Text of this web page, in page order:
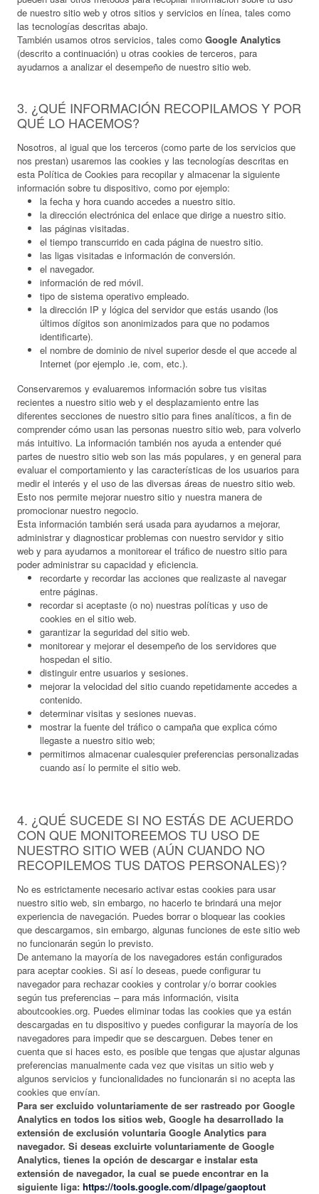
de nuestro sitio web y otros sitios y servicios en línea, tales como
las tecnologías descritas abajo.
También usamos otros servicios, tales como Google Analytics
(descrito a continuación) u otras cookies de terceros, para
ayudarnos a analizar el desempeño de nuestro sitio web.
3. ¿QUÉ INFORMACIÓN RECOPILAMOS Y POR
QUÉ LO HACEMOS?
Nosotros, al igual que los terceros (como parte de los servicios que
nos prestan) usaremos las cookies y las tecnologías descritas en
esta Política de Cookies para recopilar y almacenar la siguiente
información sobre tu dispositivo, como por ejemplo:
la fecha y hora cuando accedes a nuestro sitio.
la dirección electrónica del enlace que dirige a nuestro sitio.
las páginas visitadas.
el tiempo transcurrido en cada página de nuestro sitio.
las ligas visitadas e información de conversión.
el navegador.
información de red móvil.
tipo de sistema operativo empleado.
la dirección IP y lógica del servidor que estás usando (los
últimos dígitos son anonimizados para que no podamos
identificarte).
el nombre de dominio de nivel superior desde el que accede al
Internet (por ejemplo .ie, com, etc.).
Conservaremos y evaluaremos información sobre tus visitas
recientes a nuestro sitio web y el desplazamiento entre las
diferentes secciones de nuestro sitio para fines analíticos, a fin de
comprender cómo usan las personas nuestro sitio web, para volverlo
más intuitivo. La información también nos ayuda a entender qué
partes de nuestro sitio web son las más populares, y en general para
evaluar el comportamiento y las características de los usuarios para
medir el interés y el uso de las diversas áreas de nuestro sitio web.
Esto nos permite mejorar nuestro sitio y nuestra manera de
promocionar nuestro negocio.
Esta información también será usada para ayudarnos a mejorar,
administrar y diagnosticar problemas con nuestro servidor y sitio
web y para ayudarnos a monitorear el tráfico de nuestro sitio para
poder administrar su capacidad y eficiencia.
recordarte y recordar las acciones que realizaste al navegar
entre páginas.
recordar si aceptaste (o no) nuestras políticas y uso de
cookies en el sitio web.
garantizar la seguridad del sitio web.
monitorear y mejorar el desempeño de los servidores que
hospedan el sitio.
distinguir entre usuarios y sesiones.
mejorar la velocidad del sitio cuando repetidamente accedes a
contenido.
determinar visitas y sesiones nuevas.
mostrar la fuente del tráfico o campaña que explica cómo
llegaste a nuestro sitio web;
permitirnos almacenar cualesquier preferencias personalizadas
cuando así lo permite el sitio web.
4. ¿QUÉ SUCEDE SI NO ESTÁS DE ACUERDO
CON QUE MONITOREEMOS TU USO DE
NUESTRO SITIO WEB (AÚN CUANDO NO
RECOPILEMOS TUS DATOS PERSONALES)?
No es estrictamente necesario activar estas cookies para usar
nuestro sitio web, sin embargo, no hacerlo te brindará una mejor
experiencia de navegación. Puedes borrar o bloquear las cookies
que descargamos, sin embargo, algunas funciones de este sitio web
no funcionarán según lo previsto.
De antemano la mayoría de los navegadores están configurados
para aceptar cookies. Si así lo deseas, puede configurar tu
navegador para rechazar cookies y controlar y/o borrar cookies
según tus preferencias – para más información, visita
aboutcookies.org. Puedes eliminar todas las cookies que ya están
descargadas en tu dispositivo y puedes configurar la mayoría de los
navegadores para impedir que se descarguen. Debes tener en
cuenta que si haces esto, es posible que tengas que ajustar algunas
preferencias manualmente cada vez que visitas un sitio web y
algunos servicios y funcionalidades no funcionarán si no acepta las
cookies que envían.
Para ser excluido voluntariamente de ser rastreado por Google
Analytics en todos los sitios web, Google ha desarrollado la
extensión de exclusión voluntaria Google Analytics para
navegador. Si deseas excluirte voluntariamente de Google
Analytics, tienes la opción de descargar e instalar esta
extensión de navegador, la cual se puede encontrar en la
siguiente liga: https://tools.google.com/dlpage/gaoptout